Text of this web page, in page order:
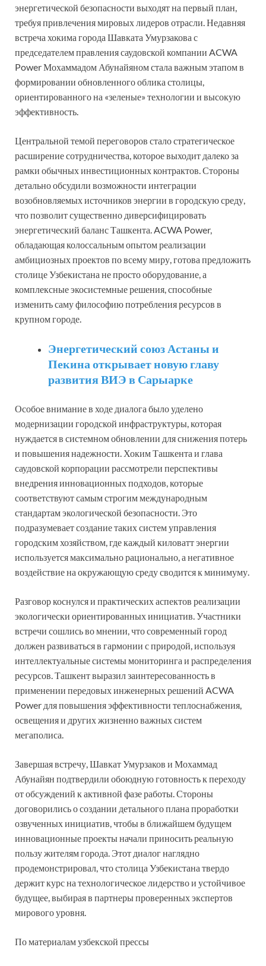
энергетической безопасности выходят на первый план,
требуя привлечения мировых лидеров отрасли. Недавняя
встреча хокима города Шавката Умурзакова с
председателем правления саудовской компании ACWA
Power Мохаммадом Абунайяном стала важным этапом в
формировании обновленного облика столицы,
ориентированного на «зеленые» технологии и высокую
эффективность.
Центральной темой переговоров стало стратегическое
расширение сотрудничества, которое выходит далеко за
рамки обычных инвестиционных контрактов. Стороны
детально обсудили возможности интеграции
возобновляемых источников энергии в городскую среду,
что позволит существенно диверсифицировать
энергетический баланс Ташкента. ACWA Power,
обладающая колоссальным опытом реализации
амбициозных проектов по всему миру, готова предложить
столице Узбекистана не просто оборудование, а
комплексные экосистемные решения, способные
изменить саму философию потребления ресурсов в
крупном городе.
Энергетический союз Астаны и
Пекина открывает новую главу
развития ВИЭ в Сарыарке
Особое внимание в ходе диалога было уделено
модернизации городской инфраструктуры, которая
нуждается в системном обновлении для снижения потерь
и повышения надежности. Хоким Ташкента и глава
саудовской корпорации рассмотрели перспективы
внедрения инновационных подходов, которые
соответствуют самым строгим международным
стандартам экологической безопасности. Это
подразумевает создание таких систем управления
городским хозяйством, где каждый киловатт энергии
используется максимально рационально, а негативное
воздействие на окружающую среду сводится к минимуму.
Разговор коснулся и практических аспектов реализации
экологически ориентированных инициатив. Участники
встречи сошлись во мнении, что современный город
должен развиваться в гармонии с природой, используя
интеллектуальные системы мониторинга и распределения
ресурсов. Ташкент выразил заинтересованность в
применении передовых инженерных решений ACWA
Power для повышения эффективности теплоснабжения,
освещения и других жизненно важных систем
мегаполиса.
Завершая встречу, Шавкат Умурзаков и Мохаммад
Абунайян подтвердили обоюдную готовность к переходу
от обсуждений к активной фазе работы. Стороны
договорились о создании детального плана проработки
озвученных инициатив, чтобы в ближайшем будущем
инновационные проекты начали приносить реальную
пользу жителям города. Этот диалог наглядно
продемонстрировал, что столица Узбекистана твердо
держит курс на технологическое лидерство и устойчивое
будущее, выбирая в партнеры проверенных экспертов
мирового уровня.
По материалам узбекской прессы